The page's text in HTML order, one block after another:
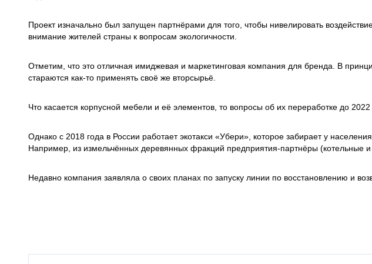
Проект изначально был запущен партнёрами для того, чтобы нивелировать
внимание жителей страны к вопросам экологичности.
Отметим, что это отличная имиджевая и маркетинговая компания для бренда. В
стараются как-то применять своё же вторсырьё.
Что касается корпусной мебели и её элементов, то вопросы об их переработке до
Однако с 2018 года в России работает экотакси «Убери», которое забирает у
Например, из измельчённых деревянных фракций предприятия-партнёры (котельные
Недавно компания заявляла о своих планах по запуску линии по восстановлению и